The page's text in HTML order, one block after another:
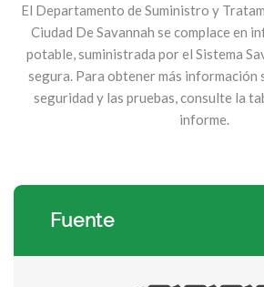
El Departamento de Suministro y
Ciudad De Savannah se complace en
potable, suministrada por el Sistema
segura. Para obtener más información
seguridad y las pruebas, consulte la
informe.
Fuente